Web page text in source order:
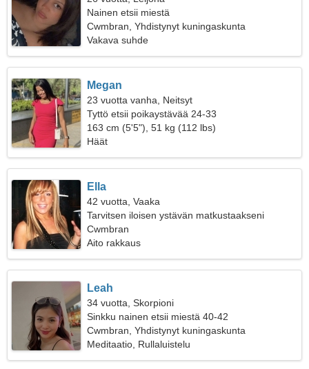
Nainen etsii miestä
Cwmbran, Yhdistynyt kuningaskunta
Vakava suhde
Megan
23 vuotta vanha, Neitsyt
Tyttö etsii poikaystävää 24-33
163 cm (5'5"), 51 kg (112 lbs)
Häät
Ella
42 vuotta, Vaaka
Tarvitsen iloisen ystävän matkustaakseni
yhdessä
Cwmbran
Aito rakkaus
Leah
34 vuotta, Skorpioni
Sinkku nainen etsii miestä 40-42
Cwmbran, Yhdistynyt kuningaskunta
Meditaatio, Rullaluistelu